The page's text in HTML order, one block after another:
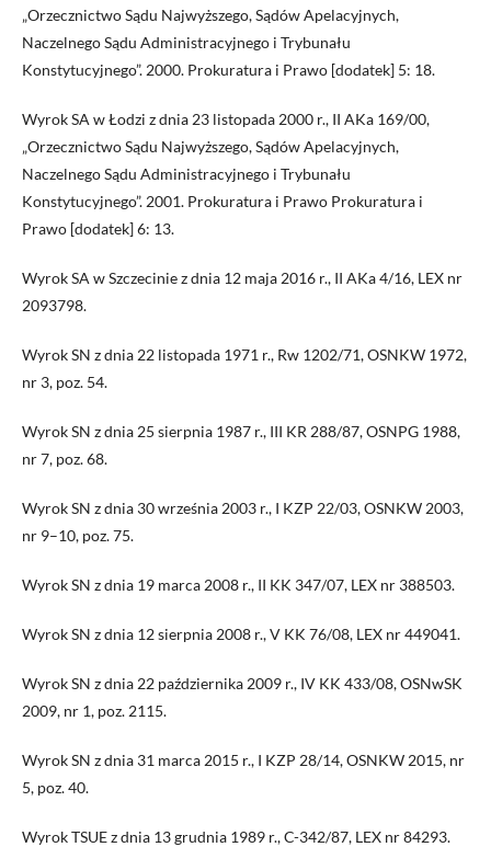
„Orzecznictwo Sądu Najwyższego, Sądów Apelacyjnych,
Naczelnego Sądu Administracyjnego i Trybunału
Konstytucyjnego”. 2000. Prokuratura i Prawo [dodatek] 5: 18.
Wyrok SA w Łodzi z dnia 23 listopada 2000 r., II AKa 169/00,
„Orzecznictwo Sądu Najwyższego, Sądów Apelacyjnych,
Naczelnego Sądu Administracyjnego i Trybunału
Konstytucyjnego”. 2001. Prokuratura i Prawo Prokuratura i
Prawo [dodatek] 6: 13.
Wyrok SA w Szczecinie z dnia 12 maja 2016 r., II AKa 4/16, LEX nr
2093798.
Wyrok SN z dnia 22 listopada 1971 r., Rw 1202/71, OSNKW 1972,
nr 3, poz. 54.
Wyrok SN z dnia 25 sierpnia 1987 r., III KR 288/87, OSNPG 1988,
nr 7, poz. 68.
Wyrok SN z dnia 30 września 2003 r., I KZP 22/03, OSNKW 2003,
nr 9–10, poz. 75.
Wyrok SN z dnia 19 marca 2008 r., II KK 347/07, LEX nr 388503.
Wyrok SN z dnia 12 sierpnia 2008 r., V KK 76/08, LEX nr 449041.
Wyrok SN z dnia 22 października 2009 r., IV KK 433/08, OSNwSK
2009, nr 1, poz. 2115.
Wyrok SN z dnia 31 marca 2015 r., I KZP 28/14, OSNKW 2015, nr
5, poz. 40.
Wyrok TSUE z dnia 13 grudnia 1989 r., C-342/87, LEX nr 84293.